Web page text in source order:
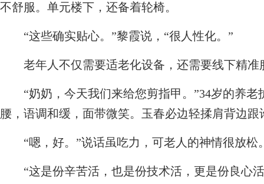
不舒服。单元楼下，还备着轮椅。
“这些确实贴心。”黎霞说，“很人性化。”
老年人不仅需要适老化设备，还需要线下精准
“奶奶，今天我们来给您剪指甲。”34岁的养老
腰，语调和缓，面带微笑。玉春必边轻揉肩背边跟
“嗯，好。”说话虽吃力，可老人的神情很放松
“这是份辛苦活，也是份技术活，更是份良心活